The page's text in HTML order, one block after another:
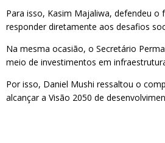
Para isso, Kasim Majaliwa, defendeu o
responder diretamente aos desafios
Na mesma ocasião, o Secretário
meio de investimentos em
Por isso, Daniel Mushi ressaltou o
alcançar a Visão 2050 de